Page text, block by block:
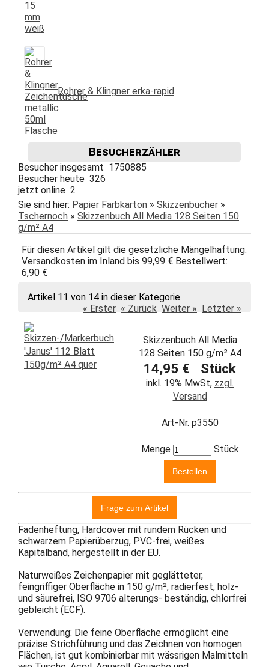
Rohrer & Klingner erka-rapid
Besucherzähler
Besucher insgesamt 1750885
Besucher heute 326
jetzt online 2
Sie sind hier: Papier Farbkarton » Skizzenbücher »
Tschernoch » Skizzenbuch All Media 128 Seiten 150
g/m² A4
Für diesen Artikel gilt die gesetzliche Mängelhaftung.
Versandkosten im Inland bis 99,99 € Bestellwert:
6,90 €
Artikel 11 von 14 in dieser Kategorie
« Erster « Zurück Weiter » Letzter »
Skizzenbuch All Media
128 Seiten 150 g/m² A4
14,95 € Stück
inkl. 19% MwSt, zzgl.
Versand
Art-Nr. p3550
Menge Stück
Fadenheftung, Hardcover mit rundem Rücken und
schwarzem Papierüberzug, PVC-frei, weißes
Kapitalband, hergestellt in der EU.
Naturweißes Zeichenpapier mit geglätteter,
feingriffiger Oberfläche in 150 g/m², radierfest, holz-
und säurefrei, ISO 9706 alterungs- beständig, chlorfrei
gebleicht (ECF).
Verwendung: Die feine Oberfläche ermöglicht eine
präzise Strichführung und das Zeichnen von homogen
Flächen, ist gut kombinierbar mit wässrigen Malmitteln